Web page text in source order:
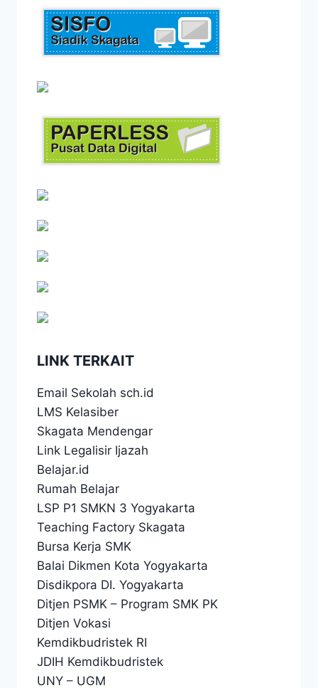
LINK TERKAIT
Email Sekolah sch.id
LMS Kelasiber
Skagata Mendengar
Link Legalisir Ijazah
Belajar.id
Rumah Belajar
LSP P1 SMKN 3 Yogyakarta
Teaching Factory Skagata
Bursa Kerja SMK
Balai Dikmen Kota Yogyakarta
Disdikpora DI. Yogyakarta
Ditjen PSMK – Program SMK PK
Ditjen Vokasi
Kemdikbudristek RI
JDIH Kemdikbudristek
UNY – UGM